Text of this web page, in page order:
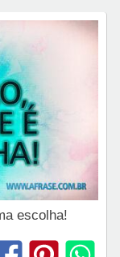
escolha!